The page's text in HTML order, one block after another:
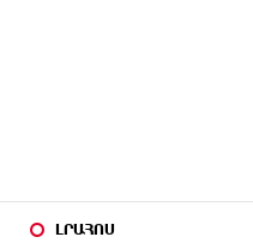
ԼՐԱՀՈՍ